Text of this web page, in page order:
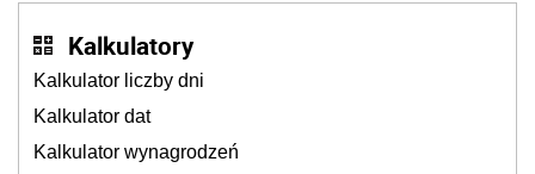
Kalkulatory
Kalkulator liczby dni
Kalkulator dat
Kalkulator wynagrodzeń